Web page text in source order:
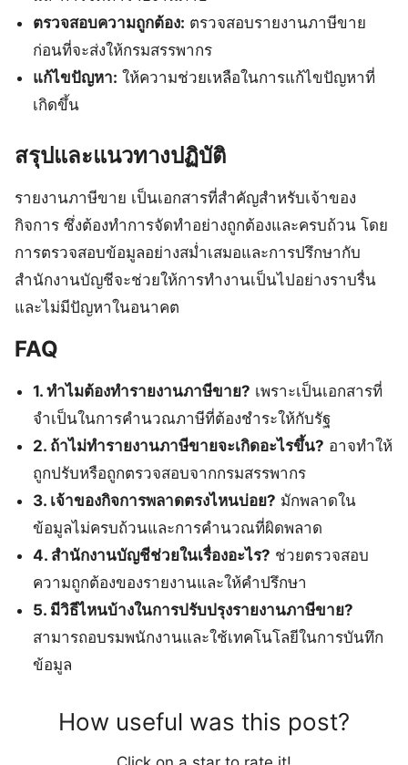
ตรวจสอบความถูกต้อง: ตรวจสอบรายงานภาษีขาย
ก่อนที่จะส่งให้กรมสรรพากร
แก้ไขปัญหา: ให้ความช่วยเหลือในการแก้ไขปัญหาที่
เกิดขึ้น
สรุปและแนวทางปฏิบัติ
รายงานภาษีขาย เป็นเอกสารที่สำคัญสำหรับเจ้าของ
กิจการ ซึ่งต้องทำการจัดทำอย่างถูกต้องและครบถ้วน โดย
การตรวจสอบข้อมูลอย่างสม่ำเสมอและการปรึกษากับ
สำนักงานบัญชีจะช่วยให้การทำงานเป็นไปอย่างราบรื่น
และไม่มีปัญหาในอนาคต
FAQ
1. ทำไมต้องทำรายงานภาษีขาย? เพราะเป็นเอกสารที่
จำเป็นในการคำนวณภาษีที่ต้องชำระให้กับรัฐ
2. ถ้าไม่ทำรายงานภาษีขายจะเกิดอะไรขึ้น? อาจทำให้
ถูกปรับหรือถูกตรวจสอบจากกรมสรรพากร
3. เจ้าของกิจการพลาดตรงไหนบ่อย? มักพลาดใน
ข้อมูลไม่ครบถ้วนและการคำนวณที่ผิดพลาด
4. สำนักงานบัญชีช่วยในเรื่องอะไร? ช่วยตรวจสอบ
ความถูกต้องของรายงานและให้คำปรึกษา
5. มีวิธีไหนบ้างในการปรับปรุงรายงานภาษีขาย?
สามารถอบรมพนักงานและใช้เทคโนโลยีในการบันทึก
ข้อมูล
How useful was this post?